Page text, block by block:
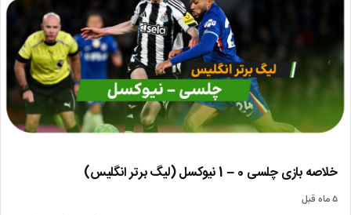
خلاصه بازی چلسی 0 – 1 نیوکسل (لیگ برتر انگلیس)
۵ ماه قبل